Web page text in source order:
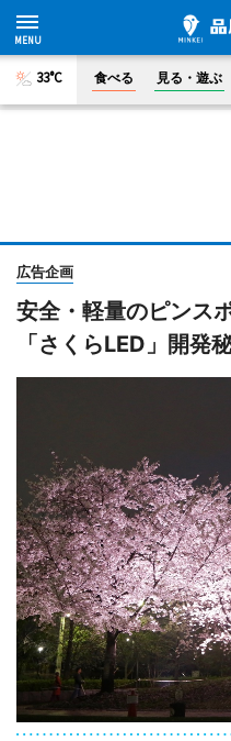
33°C 食べる 見る・遊ぶ
広告企画
安全・軽量のピンス
「さくらLED」開発